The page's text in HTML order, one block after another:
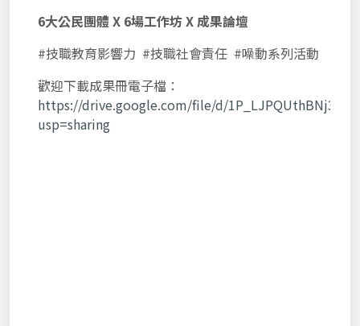
6大公民團體 X 6場工作坊 X 成果論壇
#技職教育影響力 #技職社會責任 #噪動系列活動
歡迎下載成果冊電子檔：
https://drive.google.com/file/d/
usp=sharing